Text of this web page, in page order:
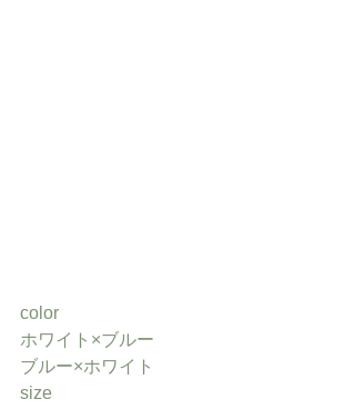
color
ホワイト×ブルー
ブルー×ホワイト
size